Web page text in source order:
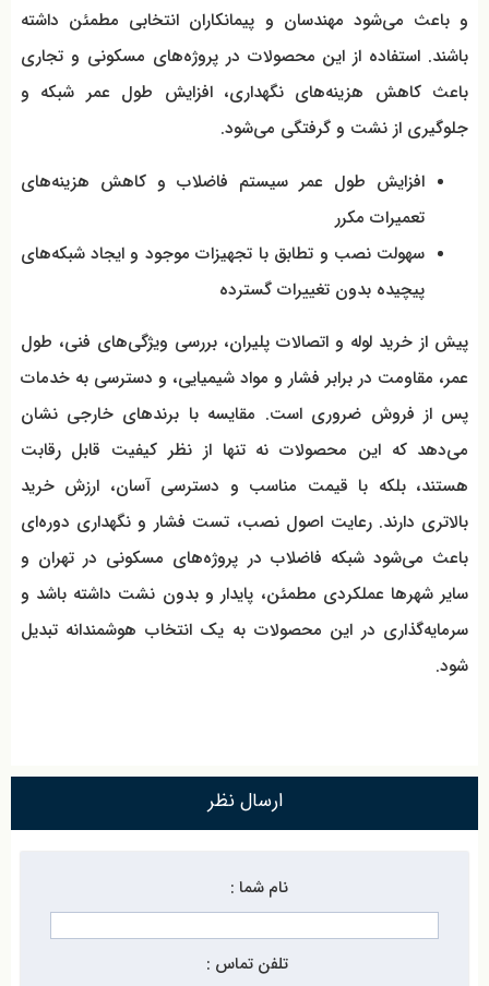
و باعث می‌شود مهندسان و پیمانکاران انتخابی مطمئن داشته
باشند. استفاده از این محصولات در پروژه‌های مسکونی و تجاری
باعث کاهش هزینه‌های نگهداری، افزایش طول عمر شبکه و
جلوگیری از نشت و گرفتگی می‌شود.
افزایش طول عمر سیستم فاضلاب و کاهش هزینه‌های
تعمیرات مکرر
سهولت نصب و تطابق با تجهیزات موجود و ایجاد شبکه‌های
پیچیده بدون تغییرات گسترده
پیش از خرید لوله و اتصالات پلیران، بررسی ویژگی‌های فنی، طول
عمر، مقاومت در برابر فشار و مواد شیمیایی، و دسترسی به خدمات
پس از فروش ضروری است. مقایسه با برندهای خارجی نشان
می‌دهد که این محصولات نه تنها از نظر کیفیت قابل رقابت
هستند، بلکه با قیمت مناسب و دسترسی آسان، ارزش خرید
بالاتری دارند. رعایت اصول نصب، تست فشار و نگهداری دوره‌ای
باعث می‌شود شبکه فاضلاب در پروژه‌های مسکونی در تهران و
سایر شهرها عملکردی مطمئن، پایدار و بدون نشت داشته باشد و
سرمایه‌گذاری در این محصولات به یک انتخاب هوشمندانه تبدیل
شود.
ارسال نظر
نام شما :
تلفن تماس :